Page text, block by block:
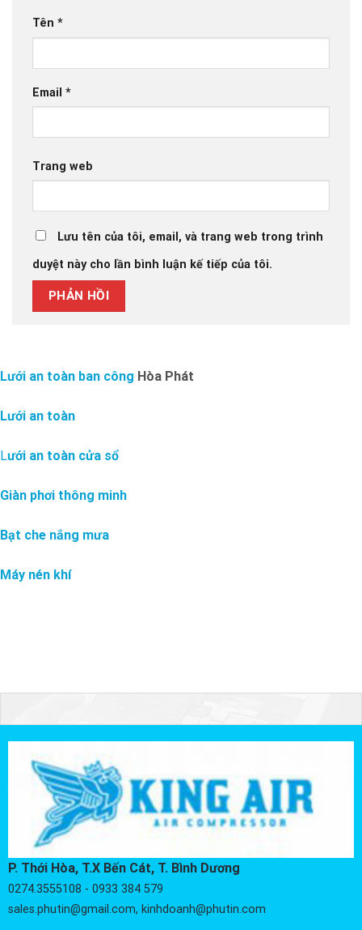
Tên *
Email *
Trang web
Lưu tên của tôi, email, và trang web trong trình
duyệt này cho lần bình luận kế tiếp của tôi.
Lưới an toàn ban công Hòa Phát
Lưới an toàn
Lưới an toàn cửa sổ
Giàn phơi thông minh
Bạt che nắng mưa
Máy nén khí
P. Thới Hòa, T.X Bến Cát, T. Bình Dương
0274.3555108 - 0933 384 579
sales.phutin@gmail.com, kinhdoanh@phutin.com